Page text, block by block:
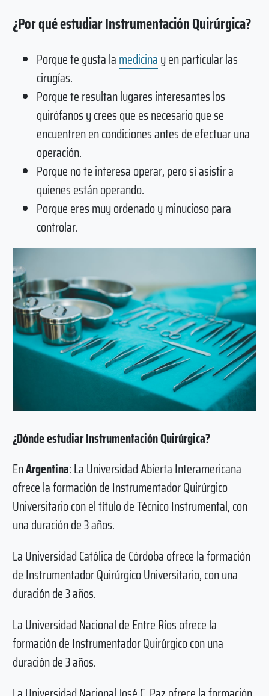
¿Por qué estudiar Instrumentación Quirúrgica?
Porque te gusta lamedicinay en particular las
cirugías.
Porque te resultan lugares interesantes los
quirófanos y crees que es necesario que se
encuentren en condiciones antes de efectuar una
operación.
Porque no te interesa operar, pero sí asistir a
quienes están operando.
Porque eres muy ordenado y minucioso para
controlar.
¿Dónde estudiar Instrumentación Quirúrgica?
EnArgentina: La Universidad Abierta Interamericana
ofrece la formación de Instrumentador Quirúrgico
Universitario con el título de Técnico Instrumental, con
una duración de 3 años.
La Universidad Católica de Córdoba ofrece la formación
de Instrumentador Quirúrgico Universitario, con una
duración de 3 años.
La Universidad Nacional de Entre Ríos ofrece la
formación de Instrumentador Quirúrgico con una
duración de 3 años.